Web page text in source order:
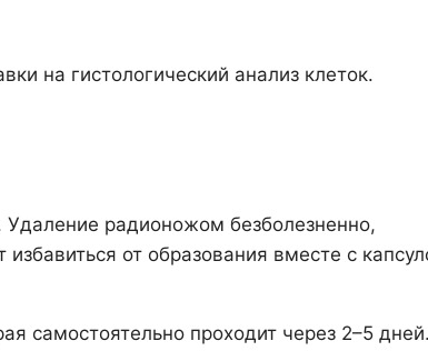
на гистологический анализ клеток.
радионожом безболезненно,
от образования вместе с
самостоятельно проходит через 2–5 дней.